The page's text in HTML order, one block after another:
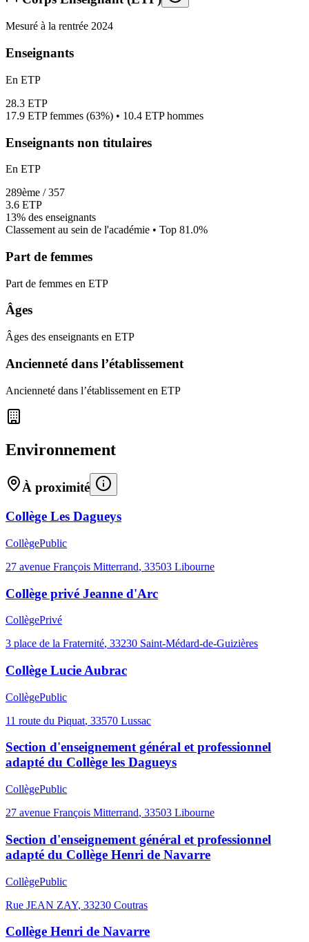
Mesuré à la rentrée 2024
Enseignants
En ETP
28.3 ETP
17.9 ETP femmes (63%) • 10.4 ETP hommes
Enseignants non titulaires
En ETP
289ème /357
3.6 ETP
13% des enseignants
Classement au sein de l'académie • Top 81.0%
Part de femmes
Part de femmes en ETP
Âges
Âges des enseignants en ETP
Ancienneté dans l’établissement
Ancienneté dans l’établissement en ETP
Environnement
À proximité
Collège Les Dagueys
CollègePublic
27 avenue François Mitterrand, 33503 Libourne
Collège privé Jeanne d'Arc
CollègePrivé
3 place de la Fraternité, 33230 Saint-Médard-de-Guizières
Collège Lucie Aubrac
CollègePublic
11 route du Piquat, 33570 Lussac
Section d'enseignement général et professionnel
adapté du Collège les Dagueys
CollègePublic
27 avenue François Mitterrand, 33503 Libourne
Section d'enseignement général et professionnel
adapté du Collège Henri de Navarre
CollègePublic
Rue JEAN ZAY, 33230 Coutras
Collège Henri de Navarre